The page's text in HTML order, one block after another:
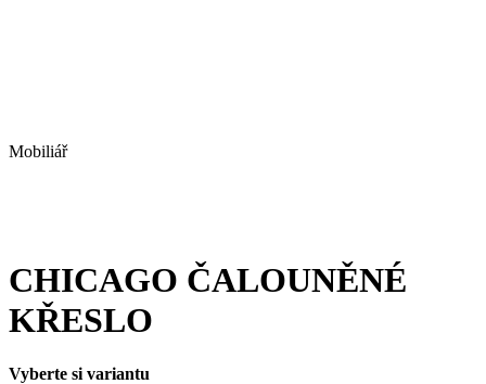
Mobiliář
CHICAGO ČALOUNĚNÉ
KŘESLO
Vyberte si variantu